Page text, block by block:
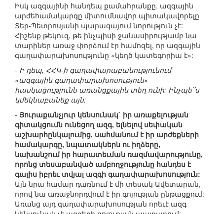
Իսկ ազգայինի հանդեպ քամահրանքը, ազգային
արժեհամակարգը միտումնավոր պիտակավորելը
Տեր-Պետրոսյանի պարագայում նորություն չէ:
Հիշենք թեկուզ, թե ինչպիսի ջանասիրությամբ նա
տարիներ առաջ փորձում էր համոզել, որ ազգային
գաղափարախոսությունը «կեղծ կատեգորիա է»:
- Ի դեպ, ՀՀԿ-ի գաղափարաբանությունում
«ազգային գաղափարախոսություն»
հասկացությունն առանցքային տեղ ունի: Ինչպե՞ս
կմեկնաբանեք այն:
- Յուրաքանչյուր կենսունակ` իր առաքելության
գիտակցումն ունեցող ազգ, ելնելով սեփական
աշխարհընկալումից, սահմանում է իր արժեքների
համակարգը, նպատակներն ու իղձերը,
նախանշում իր հարատեւման ռազմավարությունը,
որոնց տեսաբանված ամբողջությունը հանդես է
գալիս իբրեւ տվյալ ազգի գաղափարախոսություն:
Այն նրա համար դառնում է մի տեսակ Ավետարան,
որով նա առաջնորդվում է իր գոյության ընթացքում:
Առանց այդ գաղափարախոսության որեւէ ազգ